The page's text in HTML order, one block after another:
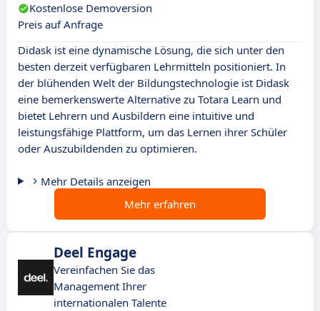
Kostenlose Demoversion
Preis auf Anfrage
Didask ist eine dynamische Lösung, die sich unter den
besten derzeit verfügbaren Lehrmitteln positioniert. In
der blühenden Welt der Bildungstechnologie ist Didask
eine bemerkenswerte Alternative zu Totara Learn und
bietet Lehrern und Ausbildern eine intuitive und
leistungsfähige Plattform, um das Lernen ihrer Schüler
oder Auszubildenden zu optimieren.
Mehr Details anzeigen
Mehr erfahren
Deel Engage
Vereinfachen Sie das
Management Ihrer
internationalen Talente